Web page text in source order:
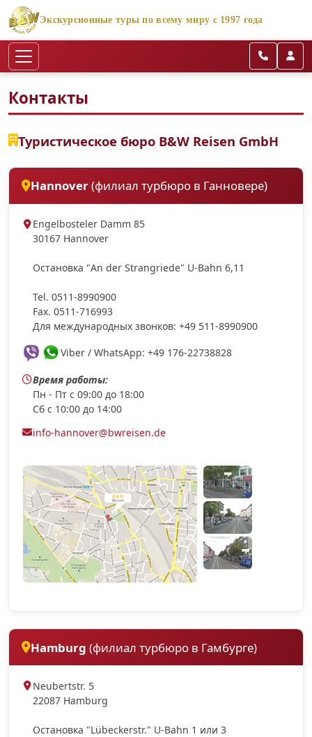
Экскурсионные туры по всему миру с 1997 года
Контакты
Туристическое бюро B&W Reisen GmbH
Hannover(филиал турбюро в Ганновере)
Engelbosteler Damm 85
30167 Hannover
Ocтановка "An der Strangriede" U-Bahn 6,11
Tel. 0511-8990900
Fax. 0511-716993
Для международных звонков: +49 511-8990900
Viber / WhatsApp: +49 176-22738828
Время работы:
Пн - Пт с 09:00 до 18:00
Сб с 10:00 до 14:00
info-hannover@bwreisen.de
Hamburg (филиал турбюро в Гамбурге)
Neubertstr. 5
22087 Hamburg
Остановка "Lübeckerstr." U-Bahn 1 или 3